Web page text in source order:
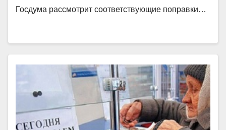
Госдума рассмотрит соответствующие поправки…